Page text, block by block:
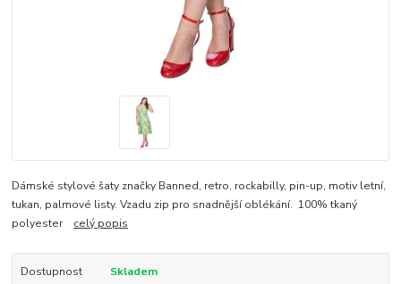
Dámské stylové šaty značky Banned, retro, rockabilly, pin-up, motiv letní,
tukan, palmové listy. Vzadu zip pro snadnější oblékání. 100% tkaný
polyester celý popis
Dostupnost
Skladem